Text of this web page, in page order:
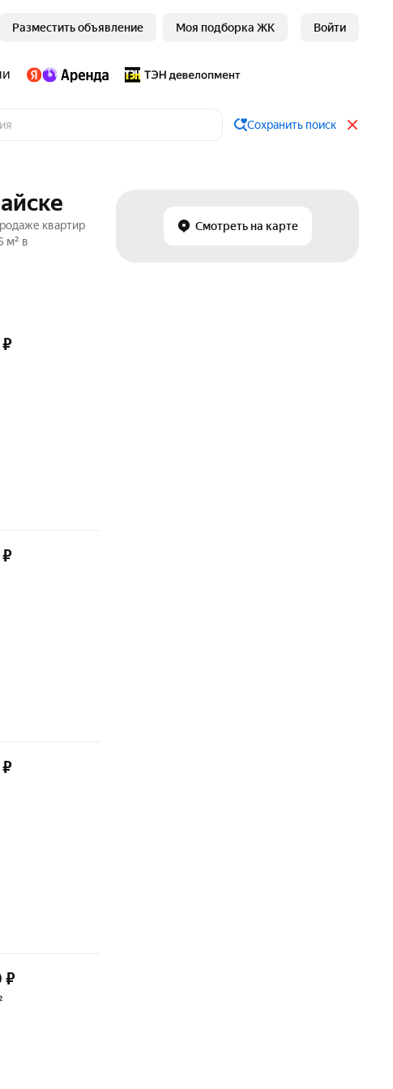
Разместить объявление Моя подборка ЖК Войти
Сохранить поиск
Смотреть на карте
квартир
м² в
₽
₽
₽
₽